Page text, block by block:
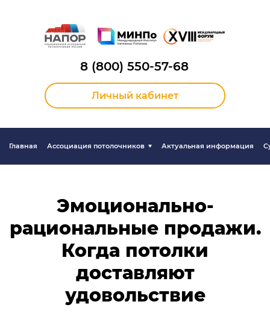
8 (800) 550-57-68
Личный кабинет
Главная Ассоциация потолочников Актуальная информация
Эмоционально-
рациональные продажи.
Когда потолки
доставляют
удовольствие